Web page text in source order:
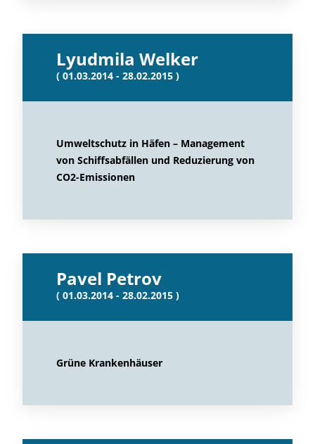
Lyudmila Welker
( 01.03.2014 - 28.02.2015 )
Umweltschutz in Häfen – Management
von Schiffsabfällen und Reduzierung von
CO2-Emissionen
Pavel Petrov
( 01.03.2014 - 28.02.2015 )
Grüne Krankenhäuser